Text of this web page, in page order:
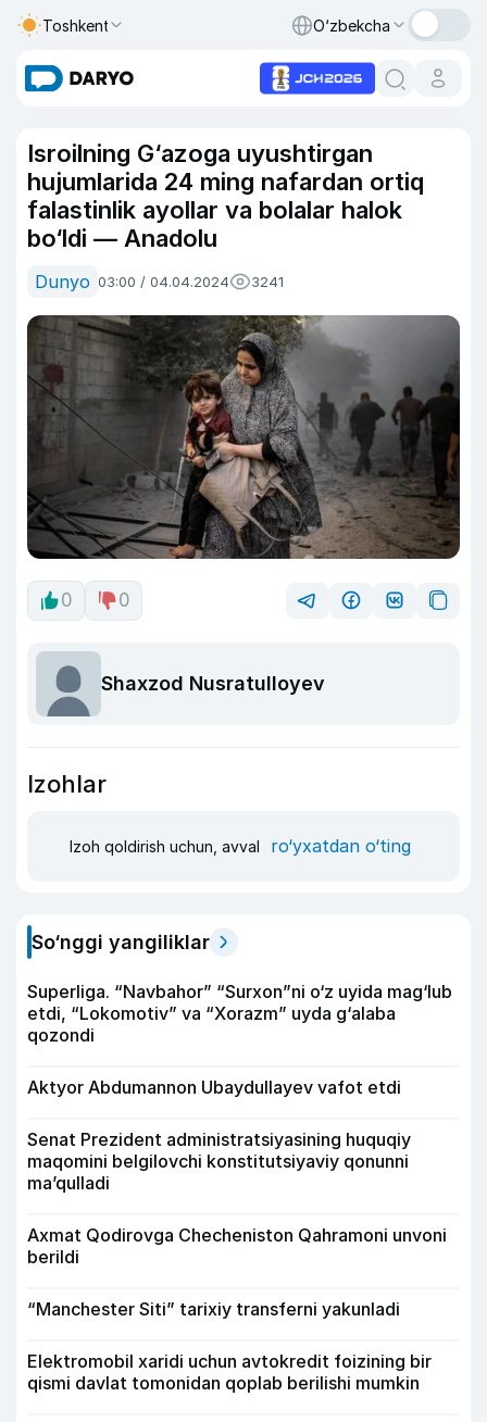
Toshkent O‘zbekcha
Isroilning G‘azoga uyushtirgan
hujumlarida 24 ming nafardan ortiq
falastinlik ayollar va bolalar halok
bo‘ldi — Anadolu
Dunyo 03:00 / 04.04.2024 3241
0 0
Shaxzod Nusratulloyev
Izohlar
Izoh qoldirish uchun, avval ro‘yxatdan o‘ting
So‘nggi yangiliklar
Superliga. “Navbahor” “Surxon”ni o‘z uyida mag‘lub
etdi, “Lokomotiv” va “Xorazm” uyda g‘alaba
qozondi
Aktyor Abdu­mannon Ubaydullayev vafot etdi
Senat Prezident administratsiyasining huquqiy
maqomini belgilovchi konstitutsiyaviy qonunni
ma’qulladi
Axmat Qodirovga Checheniston Qahramoni unvoni
berildi
“Manchester Siti” tarixiy transferni yakunladi
Elektromobil xaridi uchun avtokredit foizining bir
qismi davlat tomonidan qoplab berilishi mumkin